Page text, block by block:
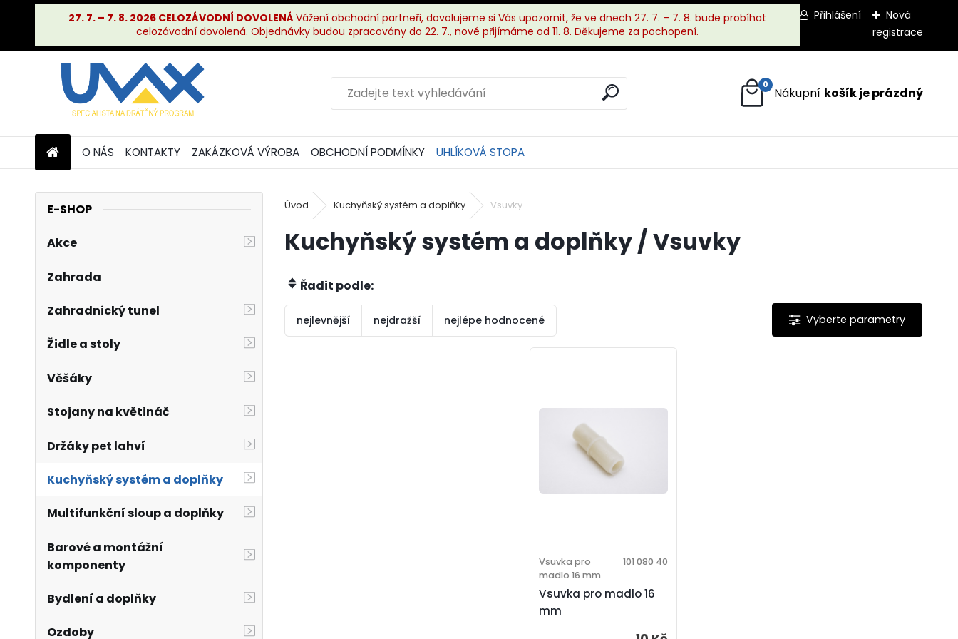
27. 7. – 7. 8. 2026 CELOZÁVODNÍ DOVOLENÁVážení obchodní partneři, dovolujeme si Vás upozornit, že ve dnech 27. 7. – 7. 8. bude probíhat
celozávodní dovolená. Objednávky budou zpracovány do 22. 7., nové přijímáme od 11. 8. Děkujeme za pochopení.
Přihlášení
Nová
registrace
O NÁS KONTAKTY ZAKÁZKOVÁ VÝROBA OBCHODNÍ PODMÍNKY UHLÍKOVÁ STOPA
0
E-SHOP
Akce
Zahrada
Zahradnický tunel
Židle a stoly
Věšáky
Stojany na květináč
Držáky pet lahví
Kuchyňský systém a doplňky
Multifunkční sloup a doplňky
Barové a montážní
komponenty
Bydlení a doplňky
Ozdoby
Úvod Kuchyňský systém a doplňky Vsuvky
Kuchyňský systém a doplňky / Vsuvky
Řadit podle:
nejlevnější nejdražší nejlépe hodnocené
Vsuvka pro madlo 16
mm
Vsuvka pro
madlo 16 mm
101 080 40